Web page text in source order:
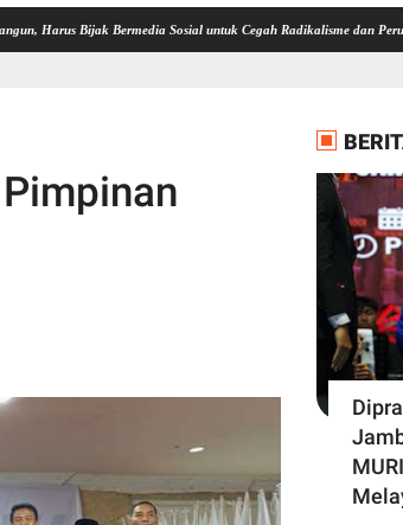
Bermedia Sosial untuk Cegah Radikalisme dan Perundungan